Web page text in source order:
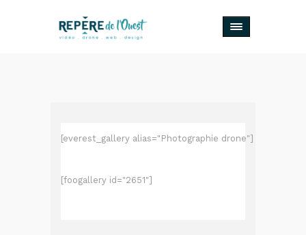
[everest_gallery alias="Photographie drone"]
[foogallery id="2651"]